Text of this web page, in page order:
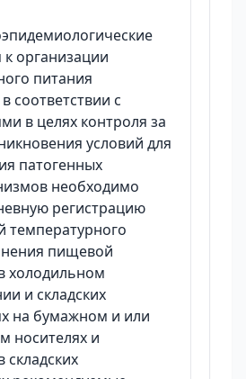
организации
питания
соответствии с
в целях контроля за
условий для
патогенных
необходимо
регистрацию
температурного
пищевой
холодильном
и складских
на бумажном и или
носителях и
складских